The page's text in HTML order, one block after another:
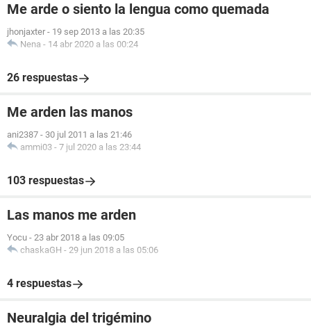
Me arde o siento la lengua como quemada
jhonjaxter - 19 sep 2013 a las 20:35
Nena - 14 abr 2020 a las 00:24
26 respuestas
Me arden las manos
ani2387 - 30 jul 2011 a las 21:46
ammi03 - 7 jul 2020 a las 23:44
103 respuestas
Las manos me arden
Yocu - 23 abr 2018 a las 09:05
chaskaGH - 29 jun 2018 a las 05:06
4 respuestas
Neuralgia del trigémino